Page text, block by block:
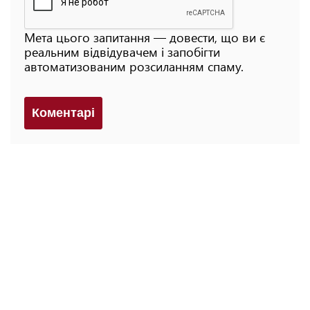
Мета цього запитання — довести, що ви є
реальним відвідувачем і запобігти
автоматизованим розсиланням спаму.
Коментарi